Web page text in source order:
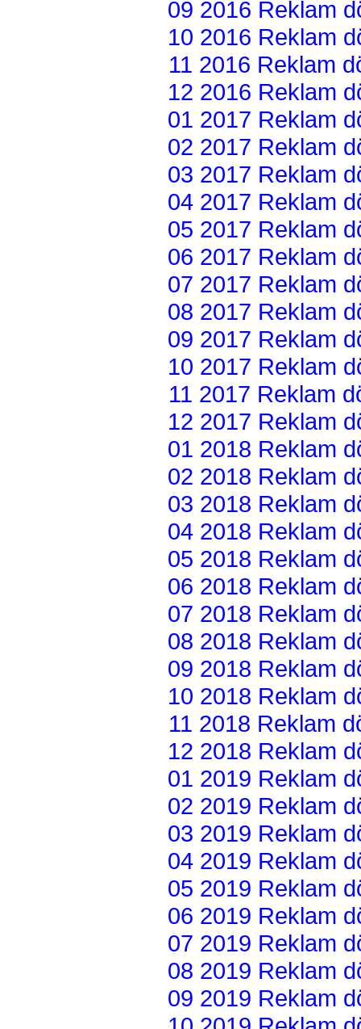
09 2016 Reklam
10 2016 Reklam
11 2016 Reklam
12 2016 Reklam
01 2017 Reklam
02 2017 Reklam
03 2017 Reklam
04 2017 Reklam
05 2017 Reklam
06 2017 Reklam
07 2017 Reklam
08 2017 Reklam
09 2017 Reklam
10 2017 Reklam
11 2017 Reklam
12 2017 Reklam
01 2018 Reklam
02 2018 Reklam
03 2018 Reklam
04 2018 Reklam
05 2018 Reklam
06 2018 Reklam
07 2018 Reklam
08 2018 Reklam
09 2018 Reklam
10 2018 Reklam
11 2018 Reklam
12 2018 Reklam
01 2019 Reklam
02 2019 Reklam
03 2019 Reklam
04 2019 Reklam
05 2019 Reklam
06 2019 Reklam
07 2019 Reklam
08 2019 Reklam
09 2019 Reklam